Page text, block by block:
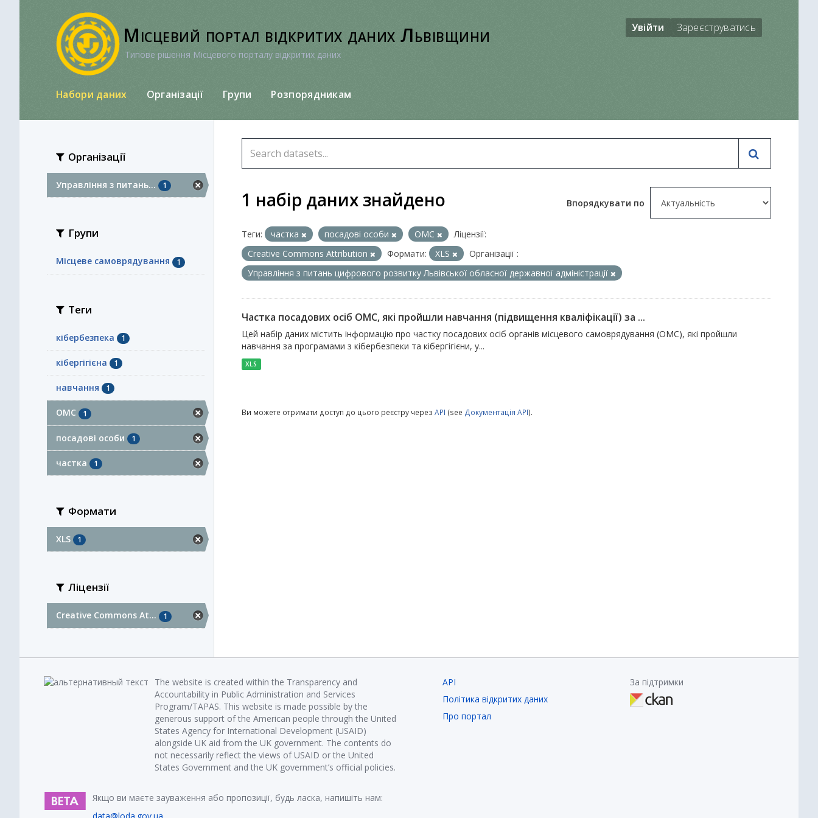
Місцевий портал відкритих даних Львівщини
Типове рішення Місцевого порталу відкритих даних
Увійти Зареєструватись
Набори даних Організації Групи Розпорядникам
Організації
Управління з питань... 1
Групи
Місцеве самоврядування 1
Теги
кібербезпека 1
кібергігієна 1
навчання 1
ОМС 1
посадові особи 1
частка 1
Формати
XLS 1
Ліцензії
Creative Commons At... 1
Впорядкувати по
1 набір даних знайдено
Теги: частка посадові особи ОМС
Ліцензії:
Creative Commons Attribution
Формати: XLS
Організації :
Управління з питань цифрового розвитку Львівської обласної державної адміністрації
Частка посадових осіб ОМС, які пройшли навчання (підвищення кваліфікації) за ...
Цей набір даних містить інформацію про частку посадових осіб органів місцевого самоврядування (ОМС), які пройшли
навчання за програмами з кібербезпеки та кібергігієни, у...
XLS
Ви можете отримати доступ до цього реєстру через API (see Документація API).
The website is created within the Transparency and
Accountability in Public Administration and Services
Program/TAPAS. This website is made possible by the
generous support of the American people through the United
States Agency for International Development (USAID)
alongside UK aid from the UK government. The contents do
not necessarily reflect the views of USAID or the United
States Government and the UK government’s official policies.
Якщо ви маєте зауваження або пропозиції, будь ласка, напишіть нам:
data@loda.gov.ua
API
Політика відкритих даних
Про портал
За підтримки